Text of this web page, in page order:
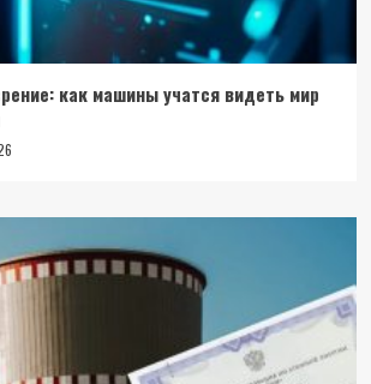
как машины учатся видеть мир